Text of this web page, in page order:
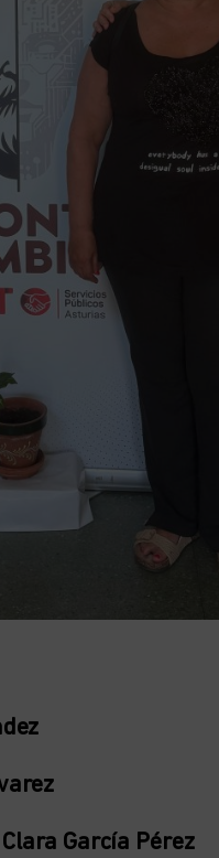
Clara García Pérez